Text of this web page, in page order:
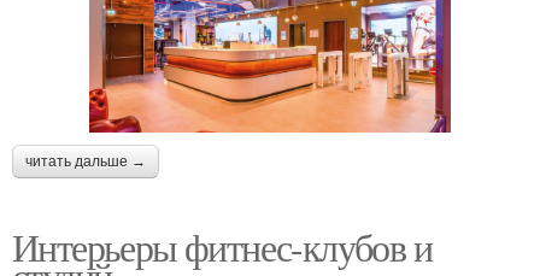
читать дальше →
Интерьеры фитнес-клубов и